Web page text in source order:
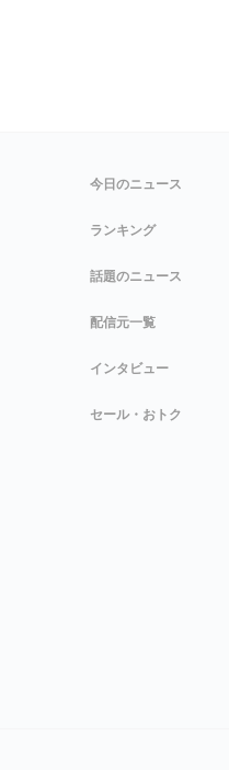
今日のニュース
ランキング
話題のニュース
配信元一覧
インタビュー
セール・おトク